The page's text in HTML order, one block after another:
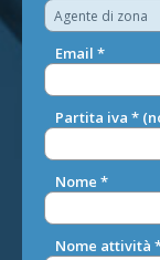
Email *
Partita iva *
Nome *
Nome attività